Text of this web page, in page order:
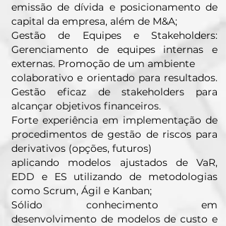
emissão de dívida e posicionamento de
capital da empresa, além de M&A;
Gestão de Equipes e Stakeholders:
Gerenciamento de equipes internas e
externas. Promoção de um ambiente
colaborativo e orientado para resultados.
Gestão eficaz de stakeholders para
alcançar objetivos financeiros.
Forte experiência em implementação de
procedimentos de gestão de riscos para
derivativos (opções, futuros)
aplicando modelos ajustados de VaR,
EDD e ES utilizando de metodologias
como Scrum, Ágil e Kanban;
Sólido conhecimento em
desenvolvimento de modelos de custo e